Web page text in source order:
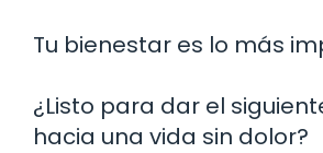
Tu bienestar es lo más
¿Listo para dar el
hacia una vida sin dolor?